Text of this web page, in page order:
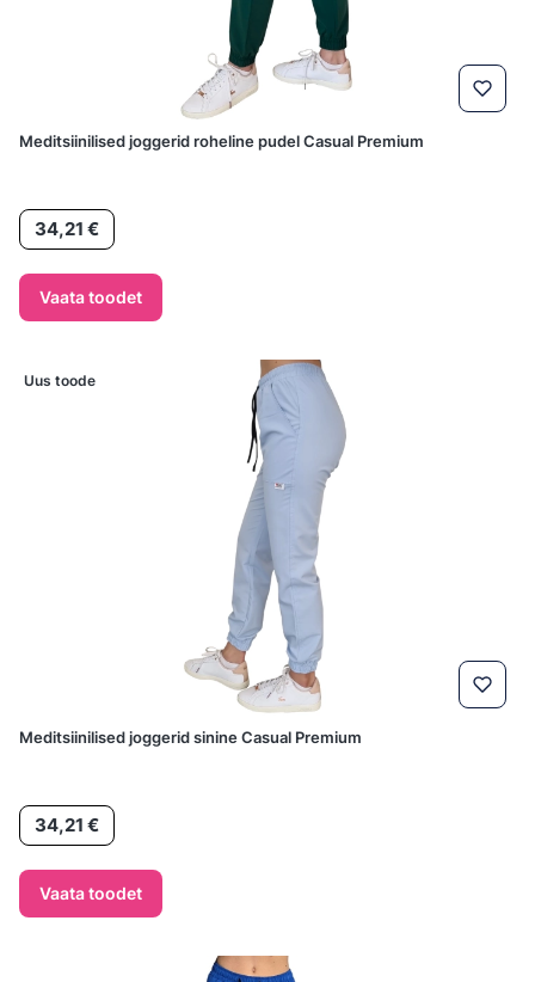
Meditsiinilised joggerid roheline pudel Casual Premium
Hind
34,21 €
Vaata toodet
Uus toode
Meditsiinilised joggerid sinine Casual Premium
Hind
34,21 €
Vaata toodet